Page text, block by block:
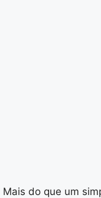
Mais do que um